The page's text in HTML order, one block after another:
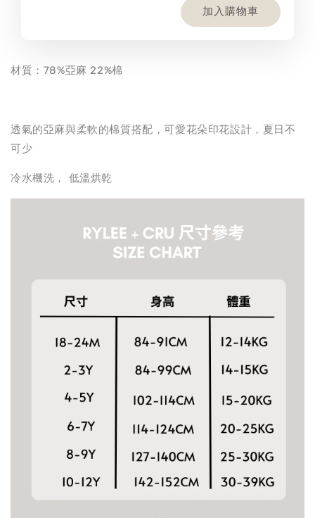
加入購物車
材質：78%亞麻 22%棉
透氣的亞麻與柔軟的棉質搭配，可愛花朵印花設計，夏日不
可少
冷水機洗， 低溫烘乾